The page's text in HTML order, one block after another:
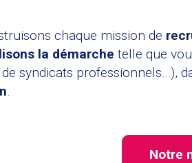
chaque mission de
la démarche telle que
syndicats professionnels…),
.
Notre